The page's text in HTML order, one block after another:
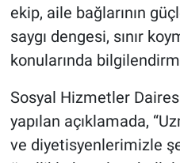
ekip, aile bağlarının
saygı dengesi, sınır
konularında
Sosyal Hizmetler Dairesi
yapılan açıklamada,
ve diyetisyenlerimizle